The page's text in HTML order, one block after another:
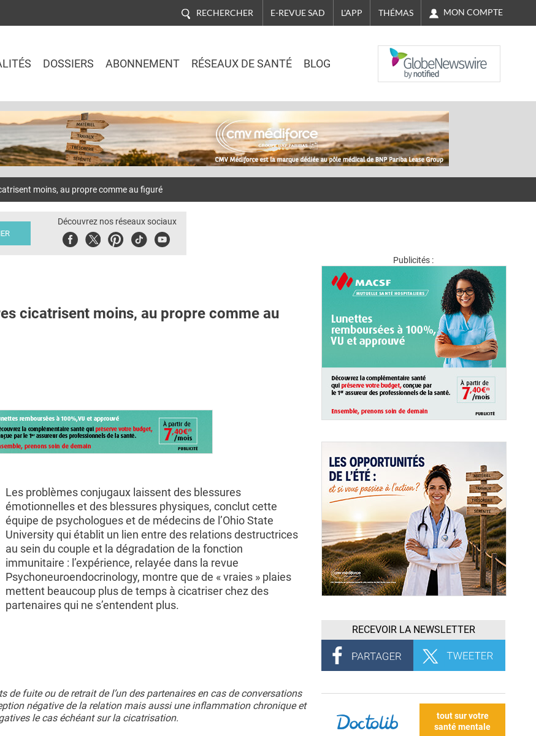
RECHERCHER E-REVUE SAD L'APP THÉMAS MON COMPTE
DOSSIERS ABONNEMENT RÉSEAUX DE SANTÉ BLOG
NASDAQ
moins, au propre comme au figuré
Découvrez nos réseaux sociaux
FacebookTwitterPinterest
TiktokYoubute
cicatrisent moins, au propre comme au
Les problèmes conjugaux laissent des blessures
émotionnelles et des blessures physiques, conclut cette
équipe de psychologues et de médecins de l’Ohio State
University qui établit un lien entre des relations destructrices
au sein du couple et la dégradation de la fonction
immunitaire : l’expérience, relayée dans la revue
Psychoneuroendocrinology, montre que de « vraies » plaies
mettent beaucoup plus de temps à cicatriser chez des
partenaires qui ne s’entendent plus.
fuite ou de retrait de l’un des partenaires en cas de conversations
négative de la relation mais aussi une inflammation chronique et
le cas échéant sur la cicatrisation.
Publicités :
RECEVOIR LA NEWSLETTER
tout sur votre
santé mentale